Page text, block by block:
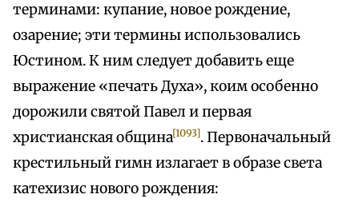
терминами: купание, новое рождение,
озарение; эти термины использовались
Юстином. К ним следует добавить еще
выражение «печать Духа», коим особенно
дорожили святой Павел и первая
христианская община[1093]. Первоначальный
крестильный гимн излагает в образе света
катехизис нового рождения: